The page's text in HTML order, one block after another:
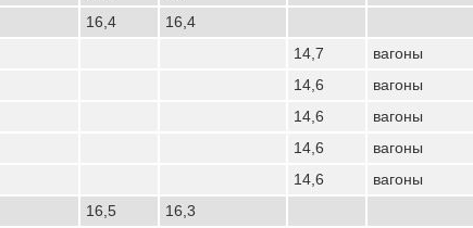
16,4 16,4
14,7
вагоны
14,6
вагоны
14,6
вагоны
14,6
вагоны
14,6 вагоны
16,5
16,3